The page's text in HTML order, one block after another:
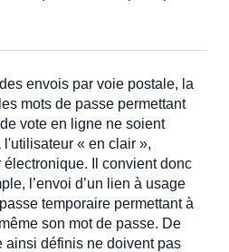
envois par voie postale, la
mots de passe permettant
vote en ligne ne soient
« en clair »,
électronique. Il convient donc
l’envoi d’un lien à usage
temporaire permettant à
son mot de passe. De
ainsi définis ne doivent pas